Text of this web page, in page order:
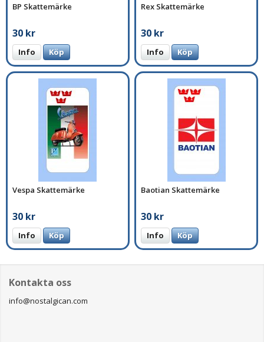
BP Skattemärke
30 kr
Info Köp
Rex Skattemärke
30 kr
Info Köp
Vespa Skattemärke
30 kr
Info Köp
Baotian Skattemärke
30 kr
Info Köp
Kontakta oss
info@nostalgican.com